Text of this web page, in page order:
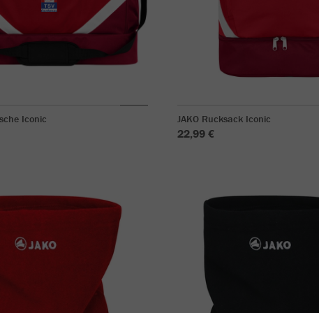
Iconic JAKO Rucksack Iconic
22,99 €